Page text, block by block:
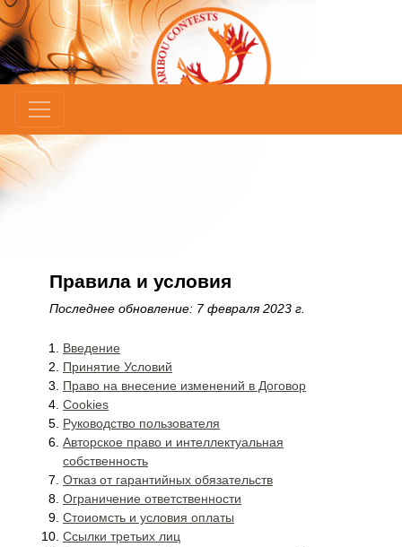
Правила и условия
Последнее обновление: 7 февраля 2023 г.
Введение
Принятие Условий
Право на внесение изменений в Договор
Cookies
Руководство пользователя
Авторское право и интеллектуальная
собственность
Отказ от гарантийных обязательств
Ограничение ответственности
Стоиомсть и условия оплаты
Ссылки третьих лиц